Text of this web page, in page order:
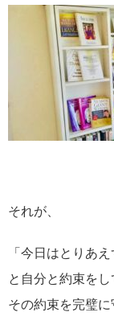
それが、
「今日はとりあ
と自分と約束をし
その約束を完璧に